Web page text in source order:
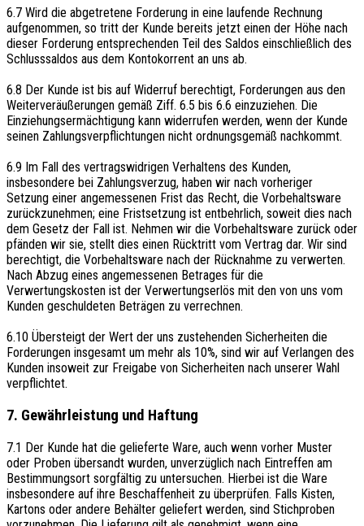
6.7 Wird die abgetretene Forderung in eine laufende Rechnung
aufgenommen, so tritt der Kunde bereits jetzt einen der Höhe nach
dieser Forderung entsprechenden Teil des Saldos einschließlich des
Schlusssaldos aus dem Kontokorrent an uns ab.
6.8 Der Kunde ist bis auf Widerruf berechtigt, Forderungen aus den
Weiterveräußerungen gemäß Ziff. 6.5 bis 6.6 einzuziehen. Die
Einziehungsermächtigung kann widerrufen werden, wenn der Kunde
seinen Zahlungsverpflichtungen nicht ordnungsgemäß nachkommt.
6.9 Im Fall des vertragswidrigen Verhaltens des Kunden,
insbesondere bei Zahlungsverzug, haben wir nach vorheriger
Setzung einer angemessenen Frist das Recht, die Vorbehaltsware
zurückzunehmen; eine Fristsetzung ist entbehrlich, soweit dies nach
dem Gesetz der Fall ist. Nehmen wir die Vorbehaltsware zurück oder
pfänden wir sie, stellt dies einen Rücktritt vom Vertrag dar. Wir sind
berechtigt, die Vorbehaltsware nach der Rücknahme zu verwerten.
Nach Abzug eines angemessenen Betrages für die
Verwertungskosten ist der Verwertungserlös mit den von uns vom
Kunden geschuldeten Beträgen zu verrechnen.
6.10 Übersteigt der Wert der uns zustehenden Sicherheiten die
Forderungen insgesamt um mehr als 10%, sind wir auf Verlangen des
Kunden insoweit zur Freigabe von Sicherheiten nach unserer Wahl
verpflichtet.
7. Gewährleistung und Haftung
7.1 Der Kunde hat die gelieferte Ware, auch wenn vorher Muster
oder Proben übersandt wurden, unverzüglich nach Eintreffen am
Bestimmungsort sorgfältig zu untersuchen. Hierbei ist die Ware
insbesondere auf ihre Beschaffenheit zu überprüfen. Falls Kisten,
Kartons oder andere Behälter geliefert werden, sind Stichproben